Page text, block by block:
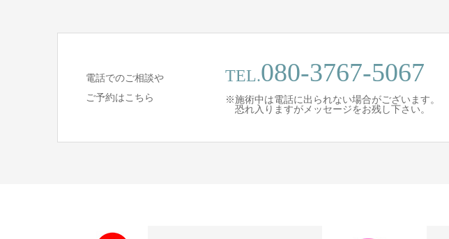
電話でのご相談や
ご予約はこちら
TEL.080-3767-5067
※施術中は電話に出られない場合がございます。
恐れ入りますがメッセージをお残し下さい。